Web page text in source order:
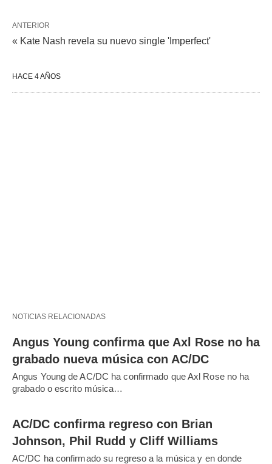
ANTERIOR
« Kate Nash revela su nuevo single 'Imperfect'
HACE 4 AÑOS
NOTICIAS RELACIONADAS
Angus Young confirma que Axl Rose no ha
grabado nueva música con AC/DC
Angus Young de AC/DC ha confirmado que Axl Rose no ha
grabado o escrito música…
AC/DC confirma regreso con Brian
Johnson, Phil Rudd y Cliff Williams
AC/DC ha confirmado su regreso a la música y en donde